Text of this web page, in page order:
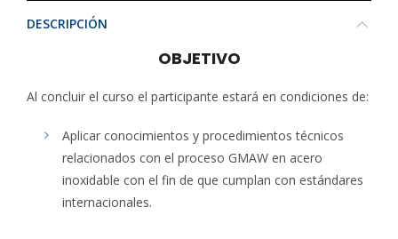
DESCRIPCIÓN
OBJETIVO
Al concluir el curso el participante estará en condiciones de:
Aplicar conocimientos y procedimientos técnicos
relacionados con el proceso GMAW en acero
inoxidable con el fin de que cumplan con estándares
internacionales.